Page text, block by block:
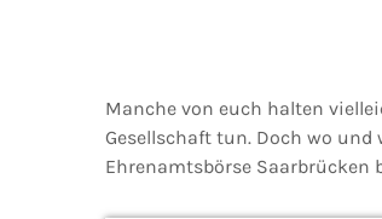
Manche von euch halten
Gesellschaft tun. Doch wo
Ehrenamtsbörse Saarbrücken